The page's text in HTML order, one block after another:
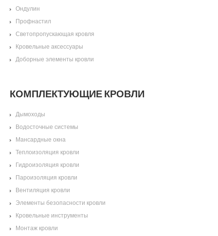
Ондулин
Профнастил
Светопропускающая кровля
Кровельные аксессуары
Доборные элементы кровли
КОМПЛЕКТУЮЩИЕ КРОВЛИ
Дымоходы
Водосточные системы
Мансардные окна
Теплоизоляция кровли
Гидроизоляция кровли
Пароизоляция кровли
Вентиляция кровли
Элементы безопасности кровли
Кровельные инструменты
Монтаж кровли